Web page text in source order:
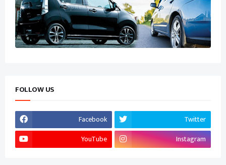
FOLLOW US
Facebook
Twitter
YouTube
Instagram